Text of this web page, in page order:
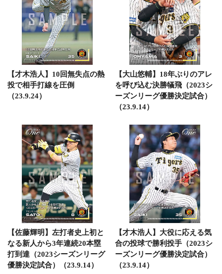
【才木浩人】10回無失点の熱
投で相手打線を圧倒
（23.9.24）
【大山悠輔】18年ぶりのアレ
を呼び込む決勝犠飛（2023シ
ーズンリーグ優勝決定試合）
（23.9.14）
【佐藤輝明】左打者史上初と
なる新人から3年連続20本塁
打到達（2023シーズンリーグ
優勝決定試合）（23.9.14）
【才木浩人】大役に応える気
合の投球で勝利投手（2023シ
ーズンリーグ優勝決定試合）
（23.9.14）